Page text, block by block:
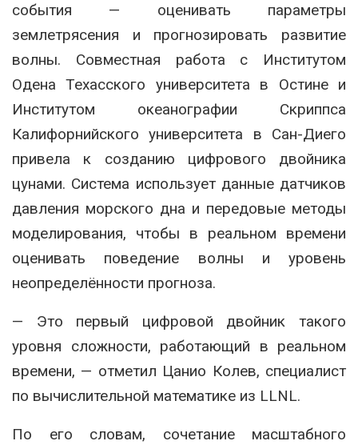
события — оценивать параметры
землетрясения и прогнозировать развитие
волны. Совместная работа с Институтом
Одена Техасского университета в Остине и
Институтом океанографии Скриппса
Калифорнийского университета в Сан-Диего
привела к созданию цифрового двойника
цунами. Система использует данные датчиков
давления морского дна и передовые методы
моделирования, чтобы в реальном времени
оценивать поведение волны и уровень
неопределённости прогноза.
— Это первый цифровой двойник такого
уровня сложности, работающий в реальном
времени, — отметил Цанио Колев, специалист
по вычислительной математике из LLNL.
По его словам, сочетание масштабного